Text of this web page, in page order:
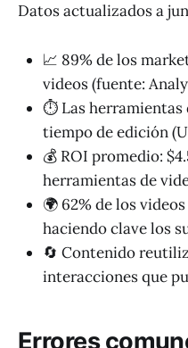
Datos actualizados a
📈 89% de los
videos (fuente:
⏱️ Las herramientas
tiempo de edición
💰 ROI promedio:
herramientas de
🌍 62% de los
haciendo clave los
🔄 Contenido
interacciones que
Errores